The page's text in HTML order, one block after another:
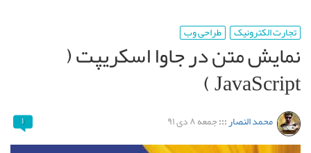
تجارت الکترونیک طراحی وب
نمایش متن در جاوا اسکریپت (
JavaScript )
محمد النصار:::جمعه ۸ دی ۹۱ ۱